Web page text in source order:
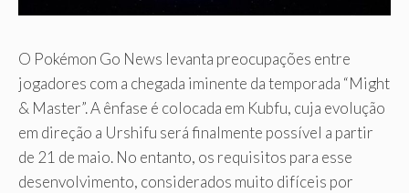
O Pokémon Go News levanta preocupações entre
jogadores com a chegada iminente da temporada “Might
& Master”. A ênfase é colocada em Kubfu, cuja evolução
em direção a Urshifu será finalmente possível a partir
de 21 de maio. No entanto, os requisitos para esse
desenvolvimento, considerados muito difíceis por